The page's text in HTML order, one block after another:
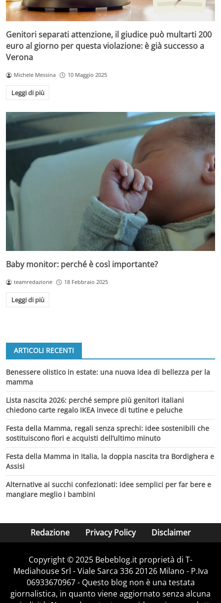
Genitori separati attenzione, il giudice può multarti 200
euro al giorno per questa violazione: è già successo a
Verona
Michele Messina 10 Maggio 2025
Leggi di più
Baby monitor: perché è così importante?
teamredazione 18 Febbraio 2025
Leggi di più
ARTICOLI RECENTI
Benessere olistico in estate: una nuova idea di bellezza per la
mamma
Lista nascita 2026: perché sempre più genitori italiani
chiedono carte regalo IKEA invece di tutine e peluche
Festa della Mamma, regali senza sprechi: idee sostenibili che
sostituiscono fiori e acquisti dell’ultimo minuto
Festa della Mamma in Italia, la doppia nascita tra Bordighera e
Assisi
Alternative ai succhi confezionati: idee semplici per far bere e
mangiare meglio i bambini
Redazione Privacy Policy Disclaimer
Copyright © 2025 Bebeblog.it proprietà di T-
Mediahouse Srl - Viale Sarca 336 20126 Milano - P.Iva
06933670967 - Questo blog non è una testata
giornalistica, in quanto viene aggiornato senza alcuna